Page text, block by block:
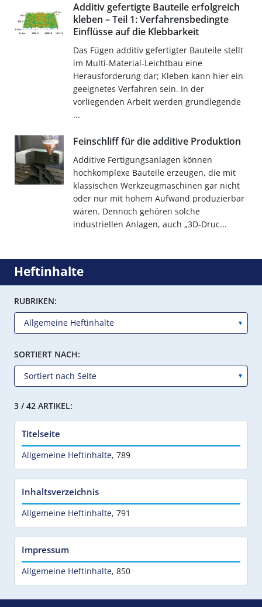
Additiv gefertigte Bauteile erfolgreich
kleben – Teil 1: Verfahrensbedingte
Einflüsse auf die Klebbarkeit
Das Fügen additiv gefertigter Bauteile stellt
im Multi-Material-Leichtbau eine
Herausforderung dar; Kleben kann hier ein
geeignetes Verfahren sein. In der
vorliegenden Arbeit werden grundlegende
...
Feinschliff für die additive Produktion
Additive Fertigungsanlagen können
hochkomplexe Bauteile erzeugen, die mit
klassischen Werkzeugmaschinen gar nicht
oder nur mit hohem Aufwand produzierbar
wären. Dennoch gehören solche
industriellen Anlagen, auch „3D-Druc...
Heftinhalte
RUBRIKEN:
SORTIERT NACH:
3 / 42 ARTIKEL:
Titelseite
Allgemeine Heftinhalte, 789
Inhaltsverzeichnis
Allgemeine Heftinhalte, 791
Impressum
Allgemeine Heftinhalte, 850